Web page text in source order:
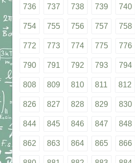
736 737 738 739 740
754 755 756 757 758
772 773 774 775 776
790 791 792 793 794
808 809 810 811 812
826 827 828 829 830
844 845 846 847 848
862 863 864 865 866